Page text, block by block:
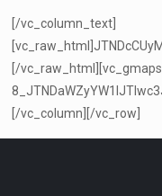
[/vc_column_text]
[/vc_raw_html][vc_gmaps
[/vc_column][/vc_row]